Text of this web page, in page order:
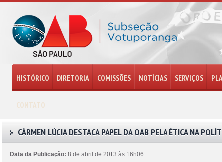
HISTÓRICO DIRETORIA COMISSÕES NOTÍCIAS SERVIÇOS
CONTATO
CÁRMEN LÚCIA DESTACA PAPEL DA OAB PELA ÉTICA NA
Data da Publicação: 8 de abril de 2013 às 16h06